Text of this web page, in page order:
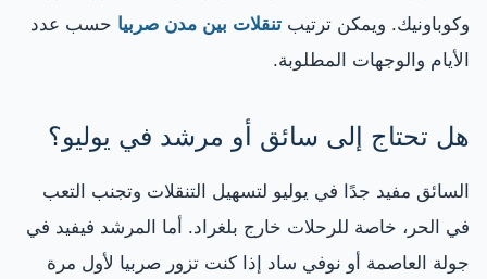
وكوباونيك. ويمكن ترتيب تنقلات بين مدن صربيا حسب عدد
الأيام والوجهات المطلوبة.
هل تحتاج إلى سائق أو مرشد في يوليو؟
السائق مفيد جدًا في يوليو لتسهيل التنقلات وتجنب التعب
في الحر، خاصة للرحلات خارج بلغراد. أما المرشد فيفيد في
جولة العاصمة أو نوفي ساد إذا كنت تزور صربيا لأول مرة